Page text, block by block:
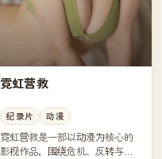
霓虹营救
纪录片 动漫
霓虹营救是一部以动漫为核心的
影视作品，围绕危机、反转与人